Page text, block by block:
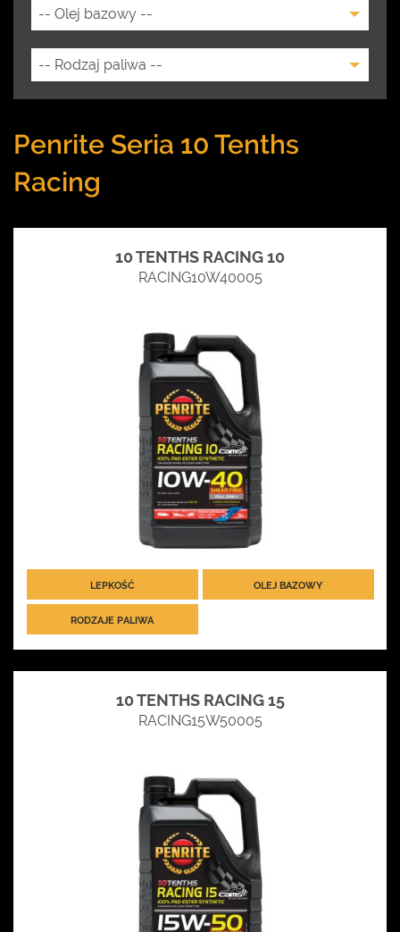
Penrite Seria 10 Tenths
Racing
10 TENTHS RACING 10
RACING10W40005
LEPKOŚĆ OLEJ BAZOWY
RODZAJE PALIWA
10 TENTHS RACING 15
RACING15W50005